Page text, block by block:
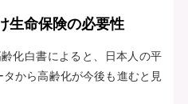
生命保険の必要性
化白書によると、日本人の平
から高齢化が今後も進むと見